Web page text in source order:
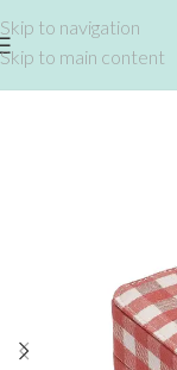
Skip to navigation
Skip to main content